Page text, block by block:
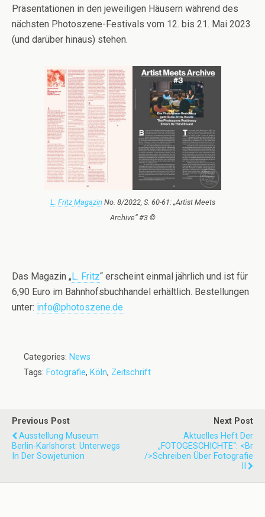
Präsentationen in den jeweiligen Häusern während des
nächsten Photoszene-Festivals vom 12. bis 21. Mai 2023
(und darüber hinaus) stehen.
L. Fritz Magazin No. 8/2022, S. 60-61: „Artist Meets
Archive“ #3 ©
Das Magazin „L. Fritz“ erscheint einmal jährlich und ist für
6,90 Euro im Bahnhofsbuchhandel erhältlich. Bestellungen
unter: info@photoszene.de
Categories: News
Tags: Fotografie, Köln, Zeitschrift
Previous Post
Ausstellung Museum
Berlin-Karlshorst: Unterwegs
In Der Sowjetunion
Next Post
Aktuelles Heft Der
„FOTOGESCHICHTE“: <br
/>Schreiben Über Fotografie